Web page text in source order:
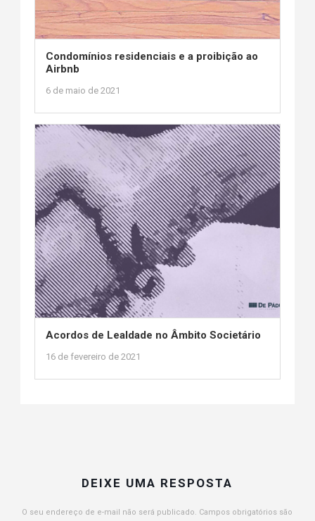
Condomínios residenciais e a proibição ao
Airbnb
6 de maio de 2021
Acordos de Lealdade no Âmbito Societário
16 de fevereiro de 2021
DEIXE UMA RESPOSTA
O seu endereço de e-mail não será publicado. Campos obrigatórios são